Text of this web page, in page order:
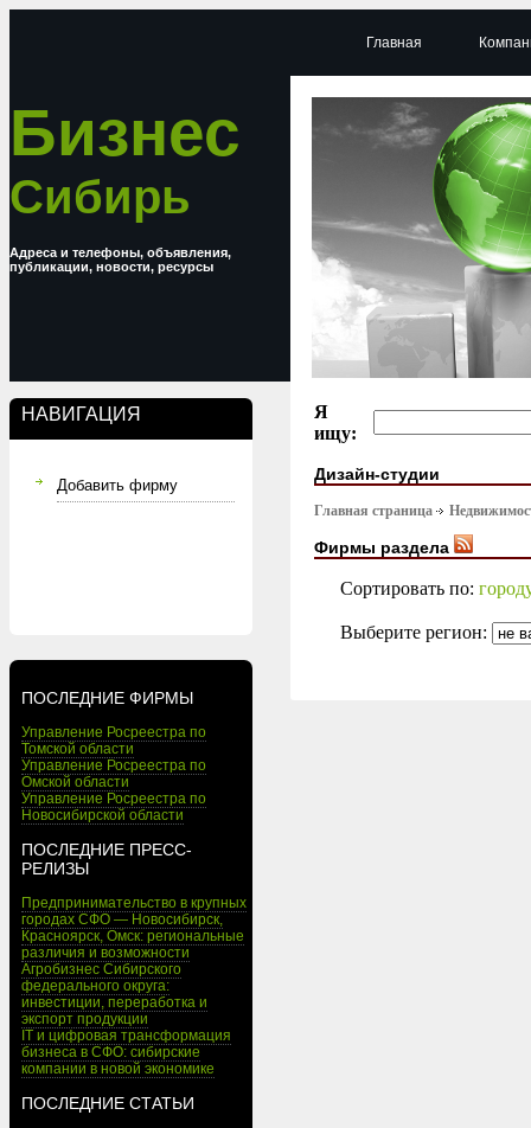
Бизнес
Сибирь
Адреса и телефоны, объявления,
публикации, новости, ресурсы
НАВИГАЦИЯ
Добавить фирму
ПОСЛЕДНИЕ ФИРМЫ
Управление Росреестра по
Томской области
Управление Росреестра по
Омской области
Управление Росреестра по
Новосибирской области
ПОСЛЕДНИЕ ПРЕСС-
РЕЛИЗЫ
Предпринимательство в крупных
городах СФО — Новосибирск,
Красноярск, Омск: региональные
различия и возможности
Агробизнес Сибирского
федерального округа:
инвестиции, переработка и
экспорт продукции
IT и цифровая трансформация
бизнеса в СФО: сибирские
компании в новой экономике
ПОСЛЕДНИЕ СТАТЬИ
Главная
Я
ищу:
Дизайн-студии
Главная страница
Фирмы раздела
Сортировать по:
Выберите регион: